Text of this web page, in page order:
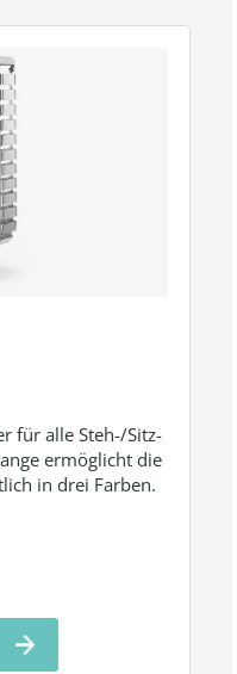
für alle Steh-/Sitz-
ermöglicht die
in drei Farben.